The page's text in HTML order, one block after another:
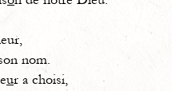
nom.
ur a choisi,